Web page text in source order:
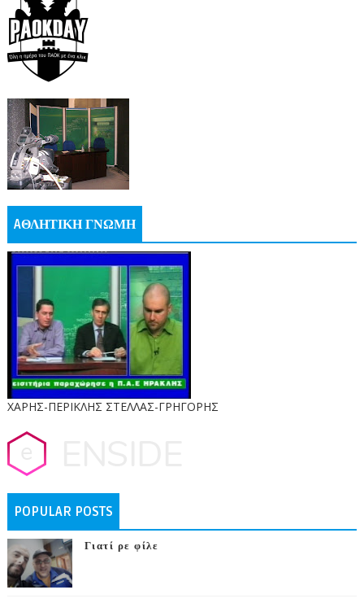
AΘΛΗΤΙΚΗ ΓΝΩΜΗ
ΧΑΡΗΣ-ΠΕΡΙΚΛΗΣ ΣΤΕΛΛΑΣ-ΓΡΗΓΟΡΗΣ
POPULAR POSTS
Γιατί ρε φίλε